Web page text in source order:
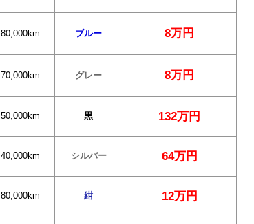
80,000km ブルー 8万円
70,000km グレー 8万円
50,000km 黒 132万円
40,000km シルバー 64万円
80,000km 紺 12万円